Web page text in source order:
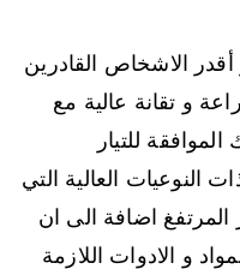
الاشخاص القادرين
و تقانة عالية مع
للتيار
النوعيات العالية التي
المرتفغ اضافة الى ان
و الادوات اللازمة